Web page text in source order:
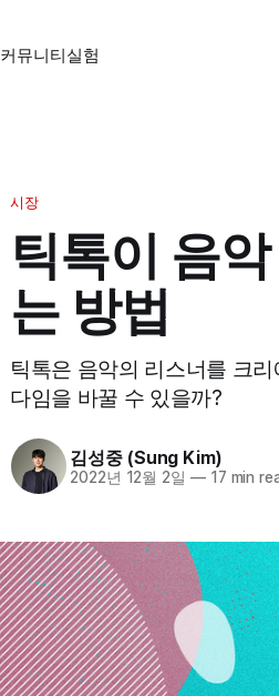
커뮤니티실험
시장
틱톡이 음
는 방법
틱톡은 음악의 리스너를 크
다임을 바꿀 수 있을까?
김성중 (Sung Kim)
2022년 12월 2일 —17 min